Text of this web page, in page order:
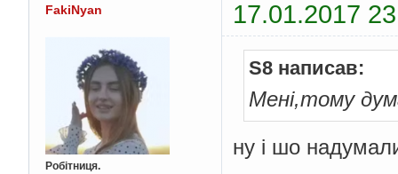
FakiNyan 17.01.2017
Робітниця.
S8 написав:
Мені,тому
ну і шо